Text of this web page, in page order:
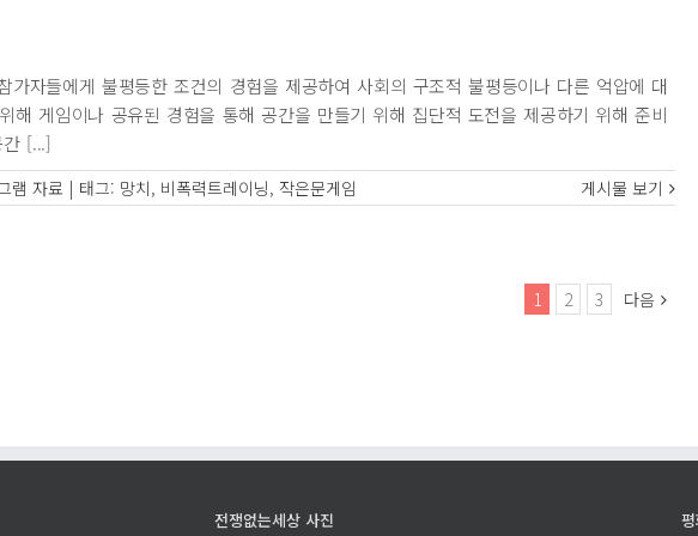
가자들에게 불평등한 조건의 경험을 제공하여 사회의 구조적 불평등이나 다른 억압에 대
해 게임이나 공유된 경험을 통해 공간을 만들기 위해 집단적 도전을 제공하기 위해 준비
[...]
램 자료 | 태그: 망치, 비폭력트레이닝, 작은문게임 게시물 보기
1 2 3 다음
전쟁없는세상 사진